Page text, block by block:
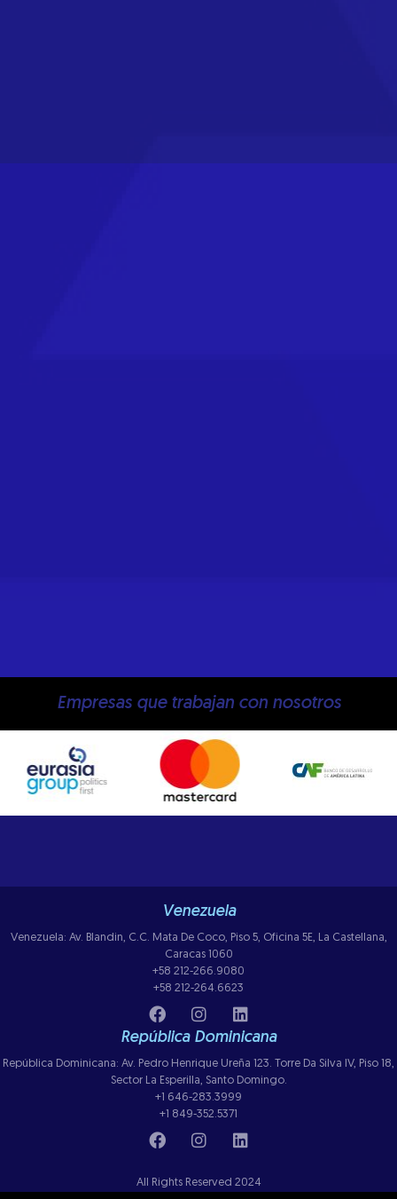
Empresas que trabajan con nosotros
Venezuela
Venezuela: Av. Blandin, C.C. Mata De Coco, Piso 5, Oficina 5E, La Castellana,
Caracas 1060
+58 212-266.9080
+58 212-264.6623
República Dominicana
República Dominicana: Av. Pedro Henrique Ureña 123. Torre Da Silva IV, Piso 18,
Sector La Esperilla, Santo Domingo.
+1 646-283.3999
+1 849-352.5371
All Rights Reserved 2024